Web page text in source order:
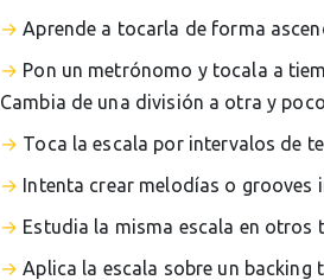
Aprende a tocarla de forma
Pon un metrónomo y tocala a
Cambia de una división a otra y
Toca la escala por intervalos de
Intenta crear melodías o grooves
Estudia la misma escala en otros
Aplica la escala sobre un backing